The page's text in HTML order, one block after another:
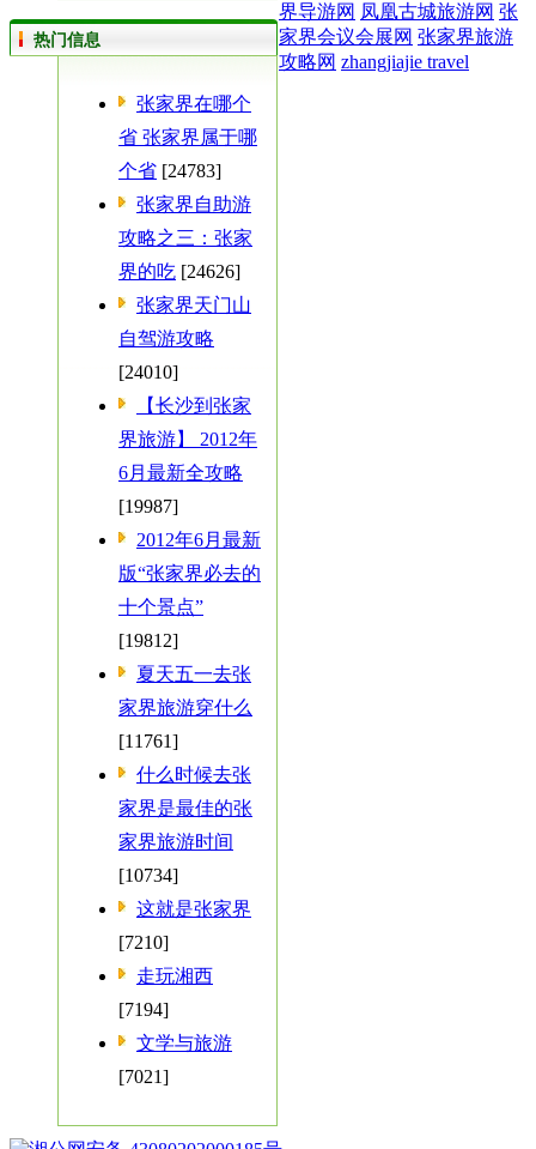
热门信息
张家界在哪个
省 张家界属于哪
个省 [24783]
张家界自助游
攻略之三：张家
界的吃 [24626]
张家界天门山
自驾游攻略
[24010]
【长沙到张家
界旅游】 2012年
6月最新全攻略
[19987]
2012年6月最新
版“张家界必去的
十个景点”
[19812]
夏天五一去张
家界旅游穿什么
[11761]
什么时候去张
家界是最佳的张
家界旅游时间
[10734]
这就是张家界
[7210]
走玩湘西
[7194]
文学与旅游
[7021]
界导游网 凤凰古城旅游网 张
家界会议会展网 张家界旅游
攻略网 zhangjiajie travel